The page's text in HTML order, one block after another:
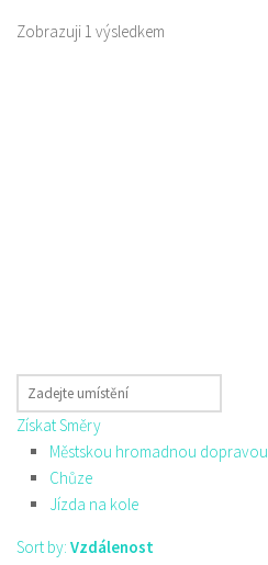
Zobrazuji 1 výsledkem
Získat Směry
Městskou hromadnou dopravou
Chůze
Jízda na kole
Sort by: Vzdálenost